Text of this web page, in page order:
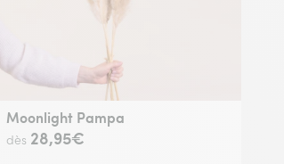
Moonlight Pampa
dès 28,95€